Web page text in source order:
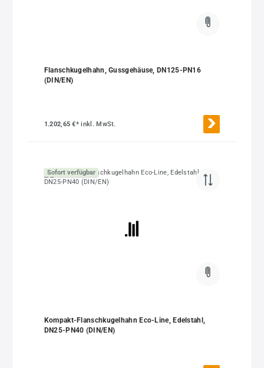
Flanschkugelhahn, Gussgehäuse, DN125-PN16
(DIN/EN)
1.202,65 €*inkl. MwSt.
Sofort verfügbar
Kompakt-Flanschkugelhahn Eco-Line, Edelstahl,
DN25-PN40 (DIN/EN)